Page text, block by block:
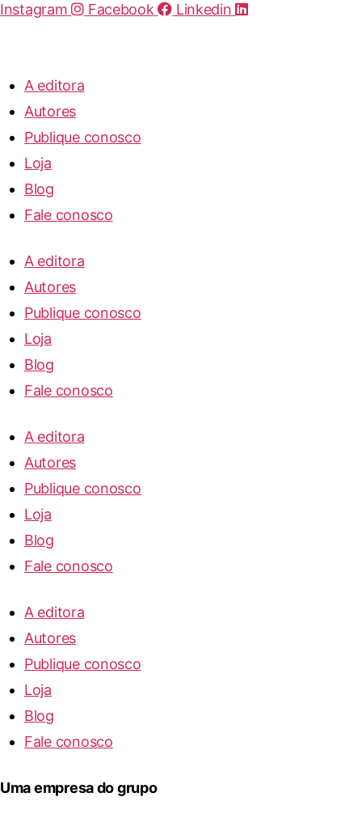
Instagram Facebook Linkedin
A editora
Autores
Publique conosco
Loja
Blog
Fale conosco
A editora
Autores
Publique conosco
Loja
Blog
Fale conosco
A editora
Autores
Publique conosco
Loja
Blog
Fale conosco
A editora
Autores
Publique conosco
Loja
Blog
Fale conosco
Uma empresa do grupo